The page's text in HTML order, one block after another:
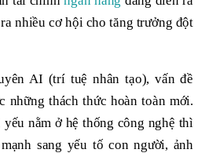
nhiều cơ hội cho tăng trưởng đột
AI (trí tuệ nhân tạo), vấn đề
những thách thức hoàn toàn mới.
nằm ở hệ thống công nghệ thì
sang yếu tố con người, ảnh